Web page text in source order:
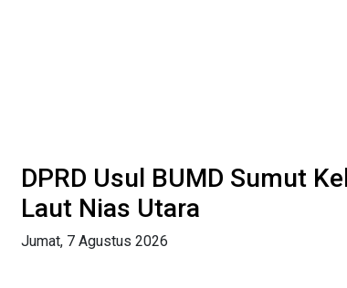
DPRD Usul BUMD Sumut
Laut Nias Utara
Jumat, 7 Agustus 2026